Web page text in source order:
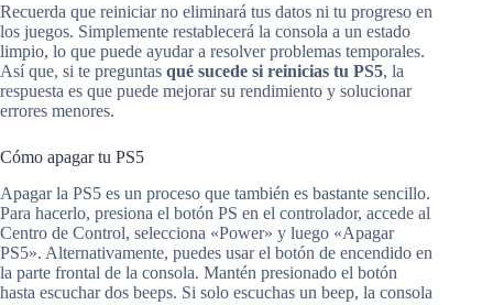
Recuerda que reiniciar no eliminará tus datos ni tu progreso en
los juegos. Simplemente restablecerá la consola a un estado
limpio, lo que puede ayudar a resolver problemas temporales.
Así que, si te preguntas qué sucede si reinicias tu PS5, la
respuesta es que puede mejorar su rendimiento y solucionar
errores menores.
Cómo apagar tu PS5
Apagar la PS5 es un proceso que también es bastante sencillo.
Para hacerlo, presiona el botón PS en el controlador, accede al
Centro de Control, selecciona «Power» y luego «Apagar
PS5». Alternativamente, puedes usar el botón de encendido en
la parte frontal de la consola. Mantén presionado el botón
hasta escuchar dos beeps. Si solo escuchas un beep, la consola